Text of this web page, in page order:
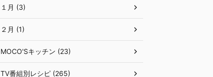
１月 (3)
２月 (1)
MOCO'Sキッチン (23)
TV番組別レシピ (265)